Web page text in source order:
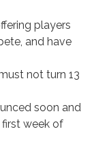
players
and have
not turn 13
soon and
week of